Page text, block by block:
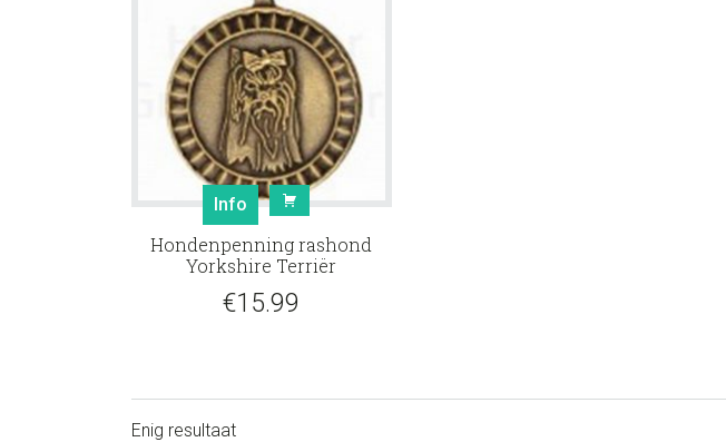
Info
Hondenpenning rashond
Yorkshire Terriër
€15.99
Enig resultaat